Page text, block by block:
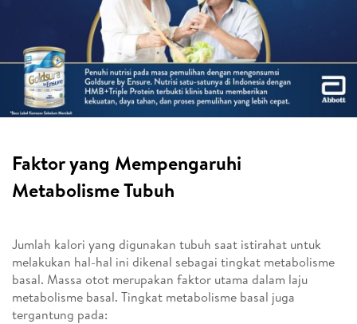
Faktor yang Mempengaruhi
Metabolisme Tubuh
Jumlah kalori yang digunakan tubuh saat istirahat untuk
melakukan hal-hal ini dikenal sebagai tingkat metabolisme
basal. Massa otot merupakan faktor utama dalam laju
metabolisme basal. Tingkat metabolisme basal juga
tergantung pada: